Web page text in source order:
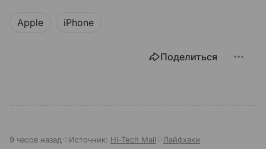
Apple iPhone
Поделиться
9 часов назад Источник: Hi-Tech Mail Лайфхаки